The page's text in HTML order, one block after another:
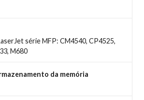
série MFP: CM4540, CP4525,
M680
da memória